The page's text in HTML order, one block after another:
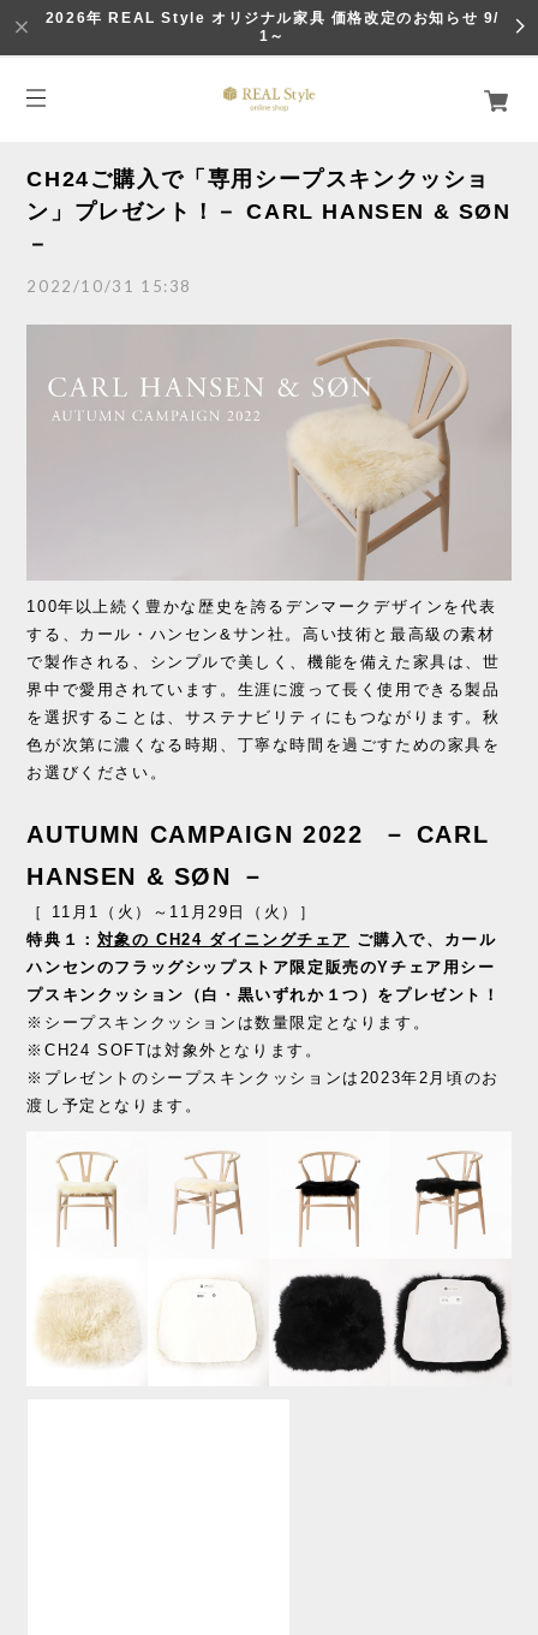
2026年 REAL Style オリジナル家具 価格改定のお知らせ 9/
1～
CH24ご購入で「専用シープスキンクッショ
ン」プレゼント！－ CARL HANSEN & SØN
－
2022/10/31 15:38
100年以上続く豊かな歴史を誇るデンマークデザインを代表
する、カール・ハンセン&サン社。高い技術と最高級の素材
で製作される、シンプルで美しく、機能を備えた家具は、世
界中で愛用されています。生涯に渡って長く使用できる製品
を選択することは、サステナビリティにもつながります。秋
色が次第に濃くなる時期、丁寧な時間を過ごすための家具を
お選びください。
AUTUMN CAMPAIGN 2022 － CARL
HANSEN & SØN －
［ 11月1（火）～11月29日（火）］
特典１： 対象の CH24 ダイニングチェア ご購入で、 カール
ハンセンのフラッグシップストア限定販売のYチェア用シー
プスキンクッション（白・黒いずれか１つ）をプレゼント！
※シープスキンクッションは数量限定となります。
※CH24 SOFTは対象外となります。
※プレゼントのシープスキンクッションは2023年2月頃のお
渡し予定となります。